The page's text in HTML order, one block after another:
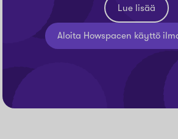
Lue lisää
Aloita Howspacen käyttö